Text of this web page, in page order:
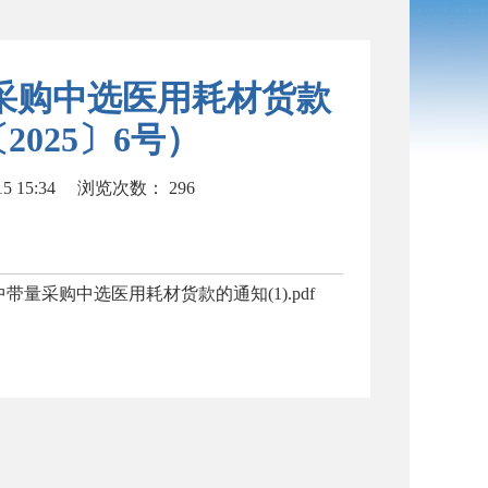
购中选医用耗材货款
〕6号）
15:34 浏览次数： 296
量采购中选医用耗材货款的通知(1).pdf